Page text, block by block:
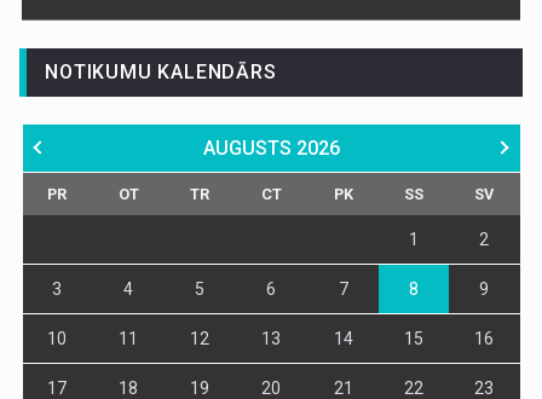
NOTIKUMU KALENDĀRS
AUGUSTS 2026
PR OT TR CT PK SS SV
1 2
3 4 5 6 7 8 9
10 11 12 13 14 15 16
17 18 19 20 21 22 23